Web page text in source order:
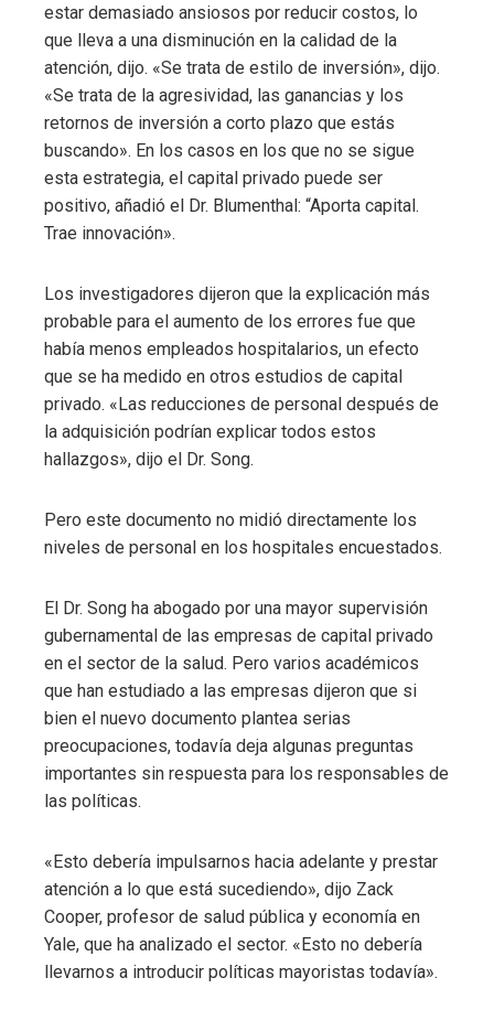
estar demasiado ansiosos por reducir costos, lo
que lleva a una disminución en la calidad de la
atención, dijo. «Se trata de estilo de inversión», dijo.
«Se trata de la agresividad, las ganancias y los
retornos de inversión a corto plazo que estás
buscando». En los casos en los que no se sigue
esta estrategia, el capital privado puede ser
positivo, añadió el Dr. Blumenthal: “Aporta capital.
Trae innovación».
Los investigadores dijeron que la explicación más
probable para el aumento de los errores fue que
había menos empleados hospitalarios, un efecto
que se ha medido en otros estudios de capital
privado. «Las reducciones de personal después de
la adquisición podrían explicar todos estos
hallazgos», dijo el Dr. Song.
Pero este documento no midió directamente los
niveles de personal en los hospitales encuestados.
El Dr. Song ha abogado por una mayor supervisión
gubernamental de las empresas de capital privado
en el sector de la salud. Pero varios académicos
que han estudiado a las empresas dijeron que si
bien el nuevo documento plantea serias
preocupaciones, todavía deja algunas preguntas
importantes sin respuesta para los responsables de
las políticas.
«Esto debería impulsarnos hacia adelante y prestar
atención a lo que está sucediendo», dijo Zack
Cooper, profesor de salud pública y economía en
Yale, que ha analizado el sector. «Esto no debería
llevarnos a introducir políticas mayoristas todavía».